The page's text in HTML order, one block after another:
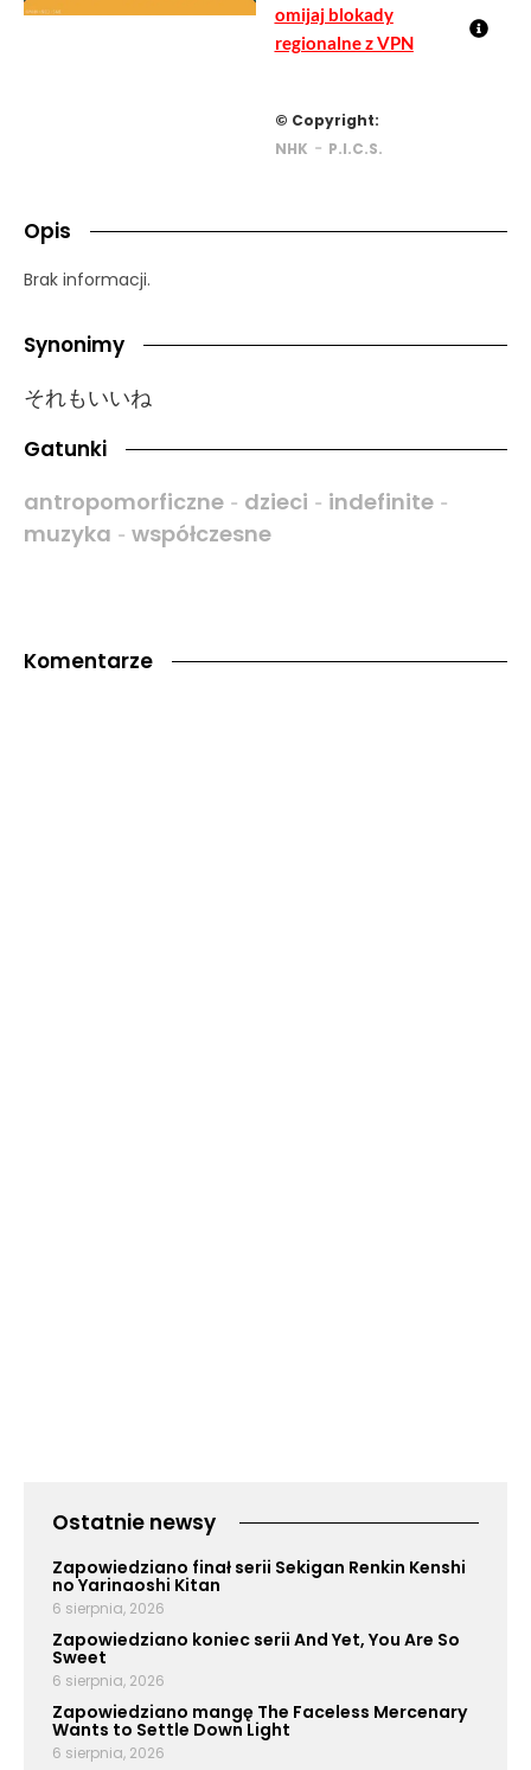
omijaj blokady
regionalne z VPN
© Copyright:
NHK - P.I.C.S.
Opis
Brak informacji.
Synonimy
それもいいね
Gatunki
antropomorficzne - dzieci - indefinite -
muzyka - współczesne
Komentarze
Ostatnie newsy
Zapowiedziano finał serii Sekigan Renkin Kenshi
no Yarinaoshi Kitan
6 sierpnia, 2026
Zapowiedziano koniec serii And Yet, You Are So
Sweet
6 sierpnia, 2026
Zapowiedziano mangę The Faceless Mercenary
Wants to Settle Down Light
6 sierpnia, 2026